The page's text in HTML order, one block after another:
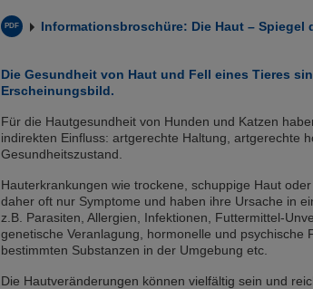
Informationsbroschüre: Die Haut – Spiegel
Die Gesundheit von Haut und Fell eines Tieres
Erscheinungsbild.
Für die Hautgesundheit von Hunden und Katzen
indirekten Einfluss: artgerechte Haltung, artgerechte
Gesundheitszustand.
Hauterkrankungen wie trockene, schuppige Haut
daher oft nur Symptome und haben ihre Ursache in
z.B. Parasiten, Allergien, Infektionen, Futtermittel-
genetische Veranlagung, hormonelle und psychische
bestimmten Substanzen in der Umgebung etc.
Die Hautveränderungen können vielfältig sein und